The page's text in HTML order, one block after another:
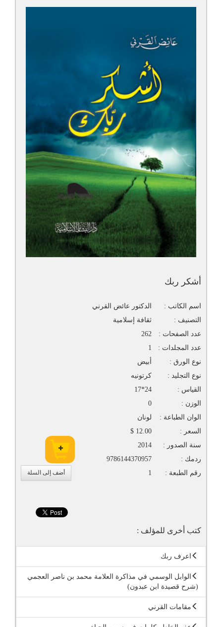
أضف إلى السلة
أشكر ربك
اسم الكاتب :
الدكتور عائض القرني
التصنيف :
ثقافة إسلامية
عدد الصفحات :
262
عدد المجلدات :
1
نوع الورق :
أبيض
نوع التجليد :
كرتونيه
القياس :
24*17
الوزن :
0
الوان الطباعة :
لونان
السعر :
12.00 $
سنة الصدور :
2014
ردمك :
9786144370957
رقم الطبعة :
1
كتب أخرى للمؤلف :
اعرف ربك
الوابل الوسمي في مذاكرة العلامة محمد بن ناصر العجمي
(شرح قصيدة ابن عبدون)
مقامات القرني